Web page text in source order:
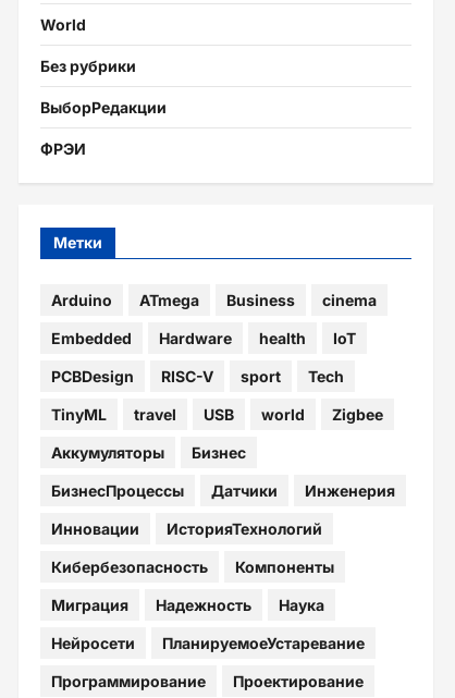
World
Без рубрики
ВыборРедакции
ФРЭИ
Метки
Arduino ATmega Business cinema
Embedded Hardware health IoT
PCBDesign RISC-V sport Tech
TinyML travel USB world Zigbee
Аккумуляторы Бизнес
БизнесПроцессы Датчики Инженерия
Инновации ИсторияТехнологий
Кибербезопасность Компоненты
Миграция Надежность Наука
Нейросети ПланируемоеУстаревание
Программирование Проектирование